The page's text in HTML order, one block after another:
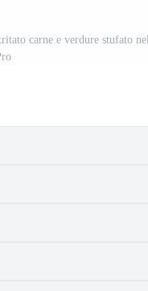
carne e verdure stufato nel